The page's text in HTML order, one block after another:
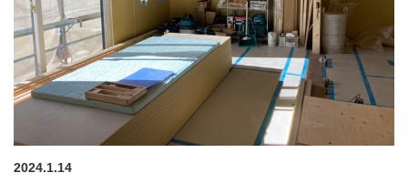
2024.1.14